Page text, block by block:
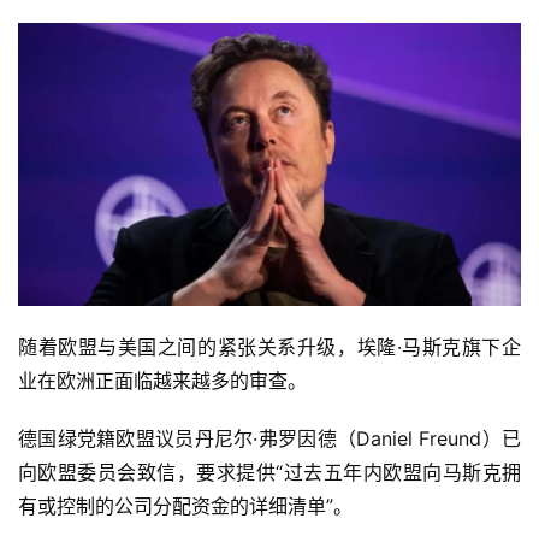
随着欧盟与美国之间的紧张关系升级，埃隆·马斯克旗下企
业在欧洲正面临越来越多的审查。
德国绿党籍欧盟议员丹尼尔·弗罗因德（Daniel Freund）已
向欧盟委员会致信，要求提供“过去五年内欧盟向马斯克拥
有或控制的公司分配资金的详细清单”。